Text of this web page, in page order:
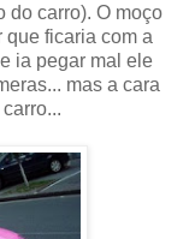
do carro). O moço
que ficaria com a
ia pegar mal ele
mas a cara